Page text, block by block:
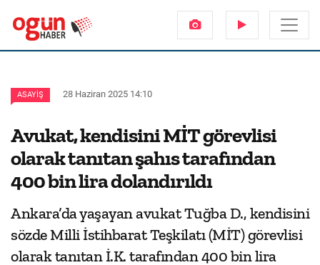
ASAYIŞ 28 Haziran 2025 14:10
Avukat, kendisini MİT görevlisi
olarak tanıtan şahıs tarafından
400 bin lira dolandırıldı
Ankara’da yaşayan avukat Tuğba D., kendisini
sözde Milli İstihbarat Teşkilatı (MİT) görevlisi
olarak tanıtan İ.K. tarafından 400 bin lira